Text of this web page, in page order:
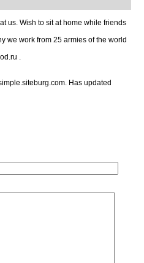
us. Wish to sit at home while friends
we work from 25 armies of the world
.
Has updated